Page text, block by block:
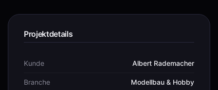
Projektdetails
Kunde Albert Rademacher
Branche Modellbau & Hobby